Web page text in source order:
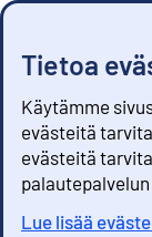
Tietoa
Käytämme
evästeitä
evästeitä
Lue lisää